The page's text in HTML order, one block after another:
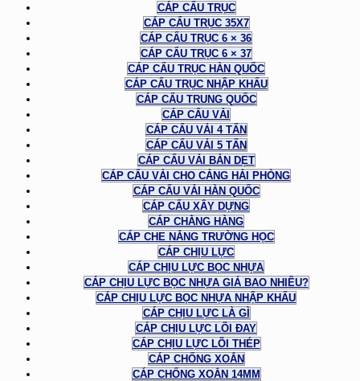
CÁP CẨU TRỤC
CÁP CẨU TRỤC 35X7
CÁP CẨU TRỤC 6 × 36
CÁP CẨU TRỤC 6 × 37
CÁP CẨU TRỤC HÀN QUỐC
CÁP CẨU TRỤC NHẬP KHẨU
CÁP CẨU TRUNG QUỐC
CÁP CẨU VẢI
CÁP CẨU VẢI 4 TẤN
CÁP CẨU VẢI 5 TẤN
CÁP CẨU VẢI BẢN DẸT
CÁP CẨU VẢI CHO CẢNG HẢI PHÒNG
CÁP CẨU VẢI HÀN QUỐC
CÁP CẨU XÂY DỰNG
CÁP CHẰNG HÀNG
CÁP CHE NẮNG TRƯỜNG HỌC
CÁP CHỊU LỰC
CÁP CHỊU LỰC BỌC NHỰA
CÁP CHỊU LỰC BỌC NHỰA GIÁ BAO NHIÊU?
CÁP CHỊU LỰC BỌC NHỰA NHẬP KHẨU
CÁP CHỊU LỰC LÀ GÌ
CÁP CHỊU LỰC LÕI ĐAY
CÁP CHỊU LỰC LÕI THÉP
CÁP CHỐNG XOẮN
CÁP CHỐNG XOẮN 14MM